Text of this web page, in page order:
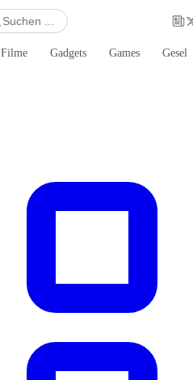
Suchen ...
Filme Gadgets Games